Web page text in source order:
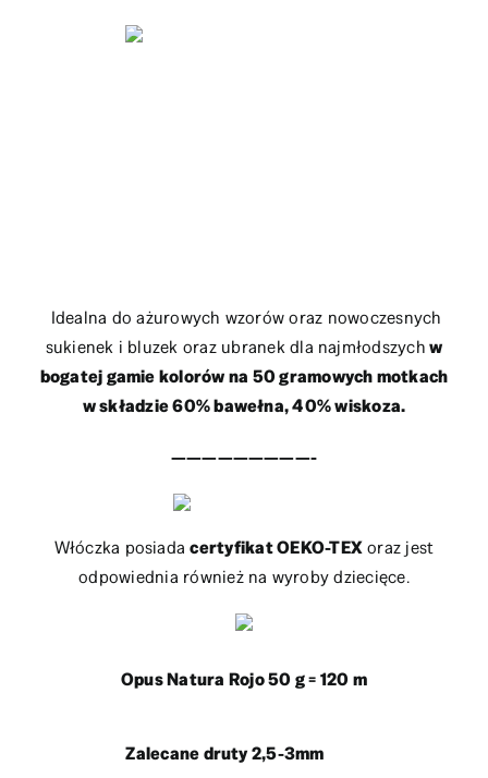
Idealna do ażurowych wzorów oraz nowoczesnych
sukienek i bluzek oraz ubranek dla najmłodszychw
bogatej gamie kolorów na 50 gramowych motkach
w składzie 60% bawełna, 40% wiskoza.
—————————-
Włóczka posiadacertyfikat OEKO-TEXoraz jest
odpowiednia również na wyroby dziecięce.
Opus Natura Rojo 50 g = 120 m
Zalecane druty 2,5-3mm